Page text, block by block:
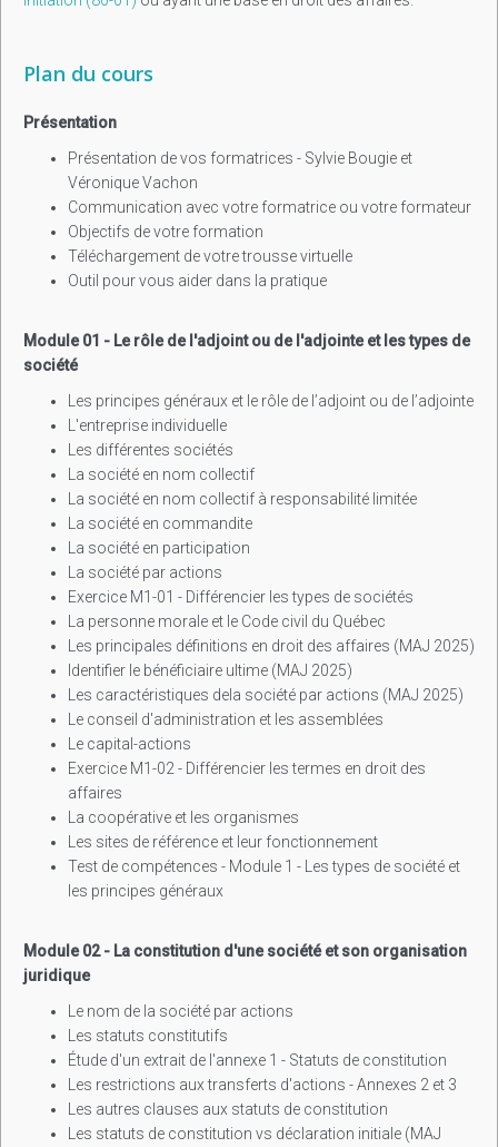
Plan du cours
Présentation
Présentation de vos formatrices - Sylvie Bougie et
Véronique Vachon
Communication avec votre formatrice ou votre formateur
Objectifs de votre formation
Téléchargement de votre trousse virtuelle
Outil pour vous aider dans la pratique
Module 01 - Le rôle de l'adjoint ou de l'adjointe et les types de
société
Les principes généraux et le rôle de l’adjoint ou de l’adjointe
L'entreprise individuelle
Les différentes sociétés
La société en nom collectif
La société en nom collectif à responsabilité limitée
La société en commandite
La société en participation
La société par actions
Exercice M1-01 - Différencier les types de sociétés
La personne morale et le Code civil du Québec
Les principales définitions en droit des affaires (MAJ 2025)
Identifier le bénéficiaire ultime (MAJ 2025)
Les caractéristiques dela société par actions (MAJ 2025)
Le conseil d'administration et les assemblées
Le capital-actions
Exercice M1-02 - Différencier les termes en droit des
affaires
La coopérative et les organismes
Les sites de référence et leur fonctionnement
Test de compétences - Module 1 - Les types de société et
les principes généraux
Module 02 - La constitution d'une société et son organisation
juridique
Le nom de la société par actions
Les statuts constitutifs
Étude d'un extrait de l'annexe 1 - Statuts de constitution
Les restrictions aux transferts d'actions - Annexes 2 et 3
Les autres clauses aux statuts de constitution
Les statuts de constitution vs déclaration initiale (MAJ